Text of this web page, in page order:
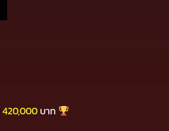
420,000 บาท